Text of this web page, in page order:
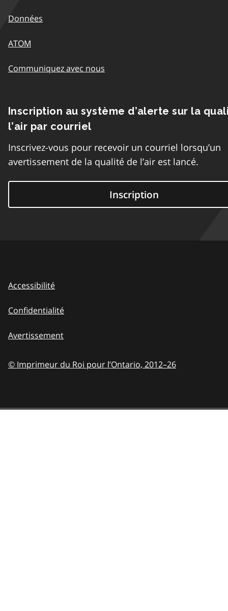
Données
ATOM
Communiquez avec nous
Inscription au système d’alerte sur la
l’air par courriel
Inscrivez-vous pour recevoir un courriel lorsqu’un
avertissement de la qualité de l’air est lancé.
Inscription
Accessibilité
Confidentialité
Avertissement
© Imprimeur du Roi pour l’Ontario, 2012–26